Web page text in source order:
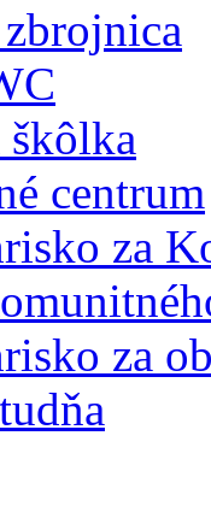
škôlka
centrum
za
za